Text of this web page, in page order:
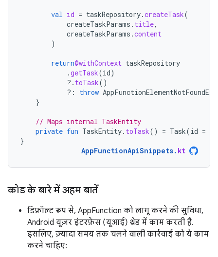
val id = taskRepository.createTask(
createTaskParams . title,
createTaskParams .content
)
return@withContext taskRepository
.getTask(id)
?. toTask()
?:
throw
}
// Maps internal TaskEntity
private fun TaskEntity. toTask() = Task(id =
}
AppFunctionApiSnippets. kt
कोड के बारे में अहम बातें
डिफ़ॉल्ट रूप से, AppFunction को लागू करने की सुविधा,
Android यूज़र इंटरफ़ेस (यूआई) थ्रेड में काम करती है.
इसलिए, ज़्यादा समय तक चलने वाली कार्रवाई को ये काम
करने चाहिए: